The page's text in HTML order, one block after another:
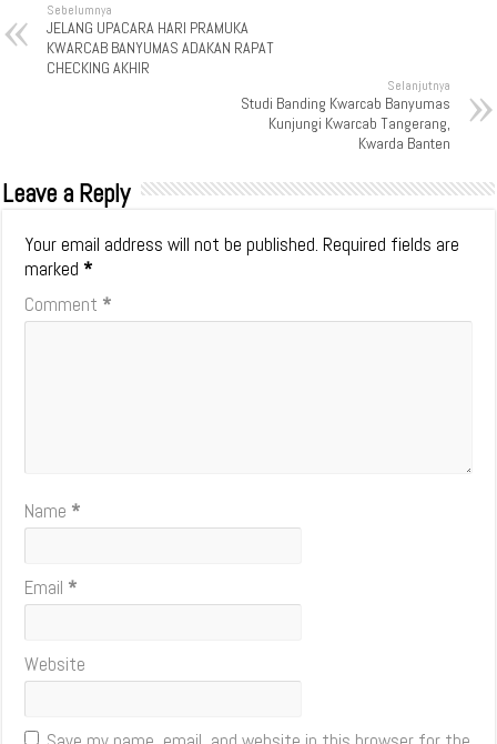
Sebelumnya
JELANG UPACARA HARI PRAMUKA
KWARCAB BANYUMAS ADAKAN RAPAT
CHECKING AKHIR
Selanjutnya
Studi Banding Kwarcab Banyumas
Kunjungi Kwarcab Tangerang,
Kwarda Banten
Leave a Reply
Your email address will not be published. Required fields are
marked*
Comment *
Name *
Email *
Website